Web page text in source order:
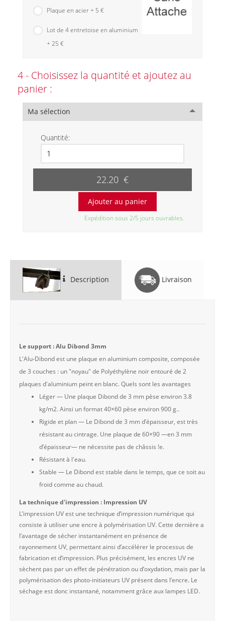
Plaque en acier + 5 €
Lot de 4 entretoise en aluminium
+ 25 €
4 - Choisissez la quantité et ajoutez au
panier :
Ma sélection
Quantité:
22.20 €
Expédition sous 2/5 jours ouvrables.
Description Livraison
Le support : Alu Dibond 3mm
L'Alu-Dibond est une plaque en aluminium composite, composée
de 3 couches : un "noyau" de Polyéthylène noir entouré de 2
plaques d'aluminium peint en blanc. Quels sont les avantages
Léger — Une plaque Dibond de 3 mm pèse environ 3.8
kg/m2. Ainsi un format 40×60 pèse environ 900 g..
Rigide et plan — Le Dibond de 3 mm d’épaisseur, est très
résistant au cintrage. Une plaque de 60×90 —en 3 mm
d’épaisseur— ne nécessite pas de châssis !e.
Résistant à l'eau.
Stable — Le Dibond est stable dans le temps, que ce soit au
froid comme au chaud.
La technique d'impression : Impression UV
L’impression UV est une technique d’impression numérique qui
consiste à utiliser une encre à polymérisation UV. Cette dernière a
l’avantage de sécher instantanément en présence de
rayonnement UV, permettant ainsi d’accélérer le processus de
fabrication et d’impression. Plus précisément, les encres UV ne
sèchent pas par un effet de pénétration ou d’oxydation, mais par la
polymérisation des photo-initiateurs UV présent dans l’encre. Le
séchage est donc instantané, notamment grâce aux lampes LED.